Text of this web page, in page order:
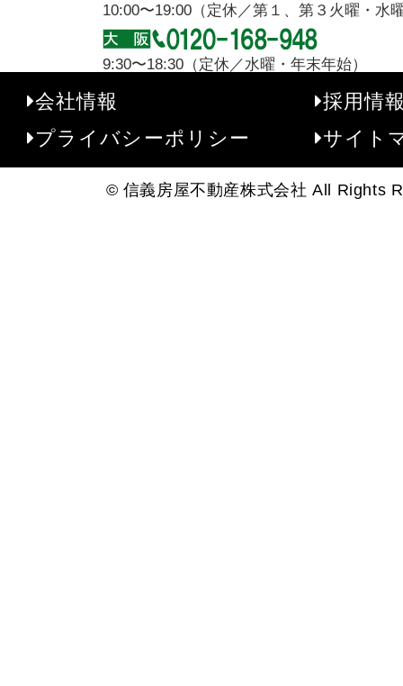
10:00〜19:00（定休／第１、第３火曜・水
9:30〜18:30（定休／水曜・年末年始）
会社情報
採用情
プライバシーポリシー
サイト
© 信義房屋不動産株式会社 All Rights